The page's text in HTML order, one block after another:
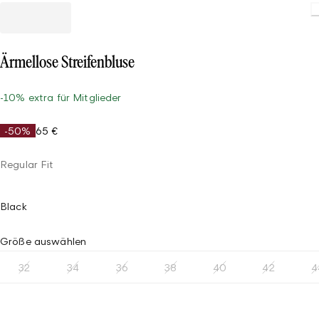
Ärmellose Streifenbluse
-10% extra für Mitglieder
-50% 65 €
Regular Fit
Black
Größe auswählen
32 34 36 38 40 42